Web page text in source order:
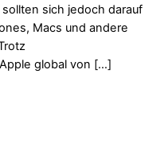
sich jedoch darauf
Macs und andere
global von […]